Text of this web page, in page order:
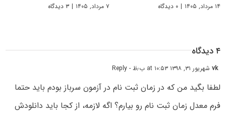
۱۴ مرداد, ۱۴۰۵ | ۰ دیدگاه ۷ مرداد, ۱۴۰۵ | ۳ دیدگاه
۴ دیدگاه
vkشهریور ۳۱, ۱۳۹۸ at ۱۰:۵۳ ب٫ظ - Reply
لطفا بگید من که در زمان ثبت نام در آزمون سرباز بودم باید حتما
فرم معدل زمان ثبت نام رو بیارم؟ اگه لازمه‌، از کجا باید دانلودش